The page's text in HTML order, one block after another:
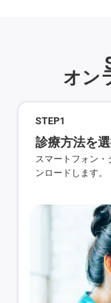
オン
STEP1
診療方法を
スマートフォン
ンロードします。